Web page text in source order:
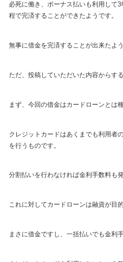
必死に働き、ボーナス払いも利用して
程で完済することができたようです。
無事に借金を完済することが出来たよ
ただ、投稿していただいた内容からす
まず、今回の借金はカードローンとは
クレジットカードはあくまでも利用者
を行うものです。
分割払いを行わなければ金利手数料も
これに対してカードローンは融資が目的
まさに借金ですし、一括払いでも金利